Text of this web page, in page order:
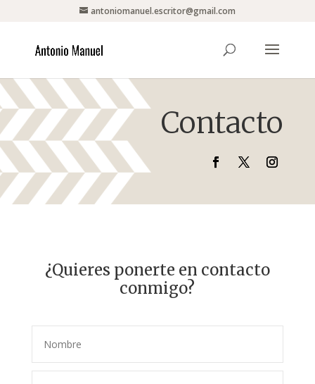
antoniomanuel.escritor@gmail.com
Contacto
¿Quieres ponerte en contacto
conmigo?